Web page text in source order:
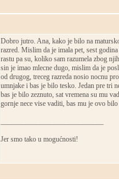
Dobro jutro. Ana, kako je bilo na
razred. Mislim da je imala pet, sest
rastu pa su, koliko sam razumela zbog
sin je imao mlecne dugo, mislim da je
od drugog, treceg razreda nosio nocnu
umnjake i bas je bilo tesko. Jedan pre tri
bas je bilo zeznuto, sat vremena su mu
gornje nece vise vaditi, bas mu je ovo bilo
Jer smo tako u mogućnosti!